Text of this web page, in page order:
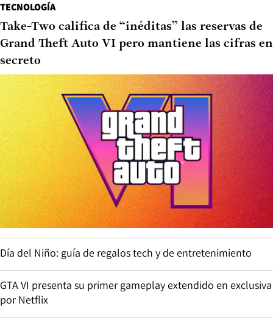
TECNOLOGÍA
Take-Two califica de “inéditas” las reservas de
Grand Theft Auto VI pero mantiene las cifras en
secreto
Día del Niño: guía de regalos tech y de entretenimiento
GTA VI presenta su primer gameplay extendido en exclusiva
por Netflix